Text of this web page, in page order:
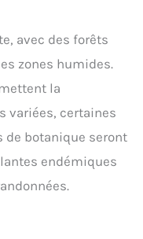
avec des forêts
zones humides.
la
variées, certaines
de botanique seront
endémiques